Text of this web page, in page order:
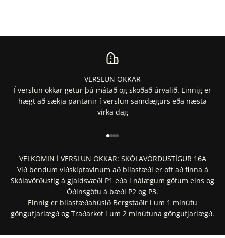
VERSLUN OKKAR
Í verslun okkar getur þú mátað og skoðað úrvalið. Einnig er
hægt að sækja pantanir í verslun samdægurs eða næsta
virka dag
Fara í 1
Fara í 2
Fara í 3
Fara í 4
VELKOMIN Í VERSLUN OKKAR: SKÓLAVÖRÐUSTÍGUR 16A
Við bendum viðskiptavinum að bílastæði er oft að finna á
Skólavörðustíg á gjaldsvæði P1 eða í nálægum götum eins og
Óðinsgötu á bæði P2 og P3.
Einnig er bílastæðahúsið Bergstaðir í um 1 mínútu
göngufjarlægð og Traðarkot í um 2 mínútuna göngufjarlægð.
Staðsetning í Google Maps